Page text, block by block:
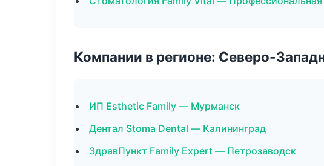
Компании в регионе: Северо-
ИП Esthetic Family — Мурманск
Дентал Stoma Dental — Калининград
ЗдравПункт Family Expert — Петрозаводск